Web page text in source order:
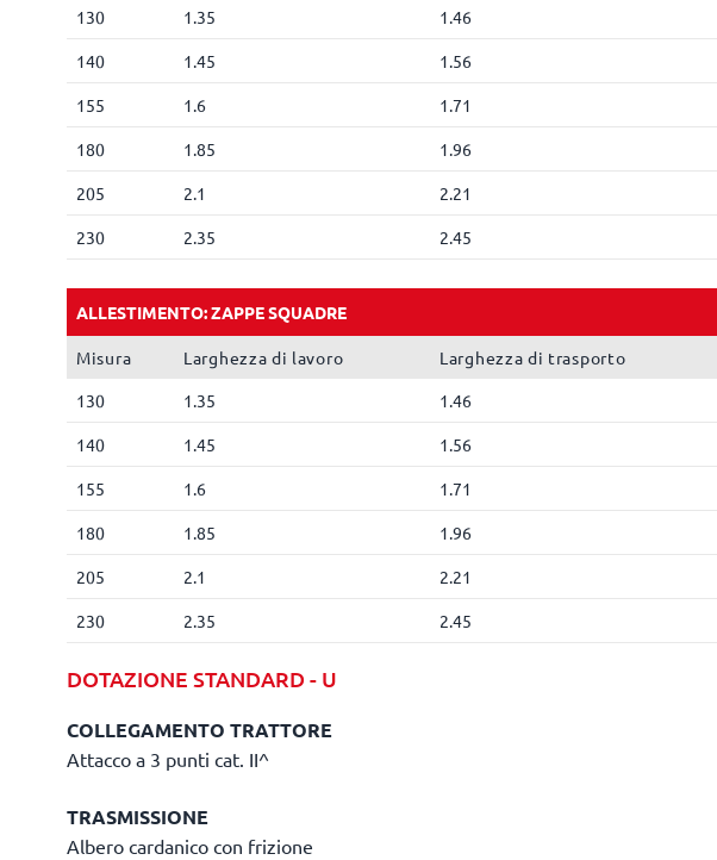
130
1.35 1.46
140 1.45 1.56
155 1.6 1.71
180 1.85 1.96
205 2.1 2.21
230 2.35 2.45
ALLESTIMENTO: ZAPPE SQUADRE
Misura Larghezza di lavoro Larghezza di trasporto
130
1.35 1.46
140 1.45 1.56
155 1.6 1.71
180 1.85 1.96
205 2.1 2.21
230 2.35 2.45
DOTAZIONE STANDARD - U
COLLEGAMENTO TRATTORE
Attacco a 3 punti cat. II^
TRASMISSIONE
Albero cardanico con frizione